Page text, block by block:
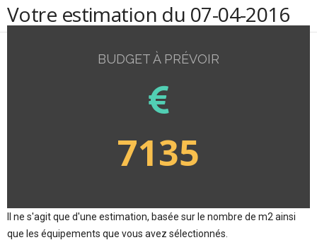
Votre estimation du 07-04-2016
BUDGET À PRÉVOIR
7135
Il ne s'agit que d'une estimation, basée sur le nombre de m2 ainsi
que les équipements que vous avez sélectionnés.